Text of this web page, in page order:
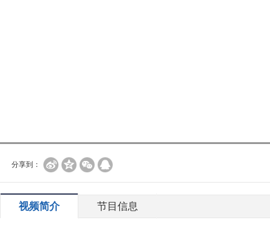
分享到：
视频简介 节目信息